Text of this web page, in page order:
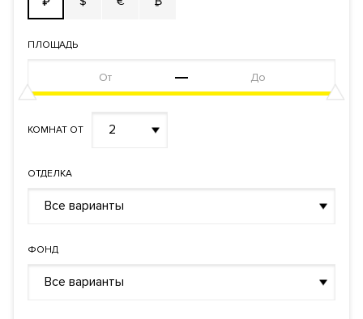
ПЛОЩАДЬ
КОМНАТ ОТ 2
ОТДЕЛКА
Все варианты
ФОНД
Все варианты